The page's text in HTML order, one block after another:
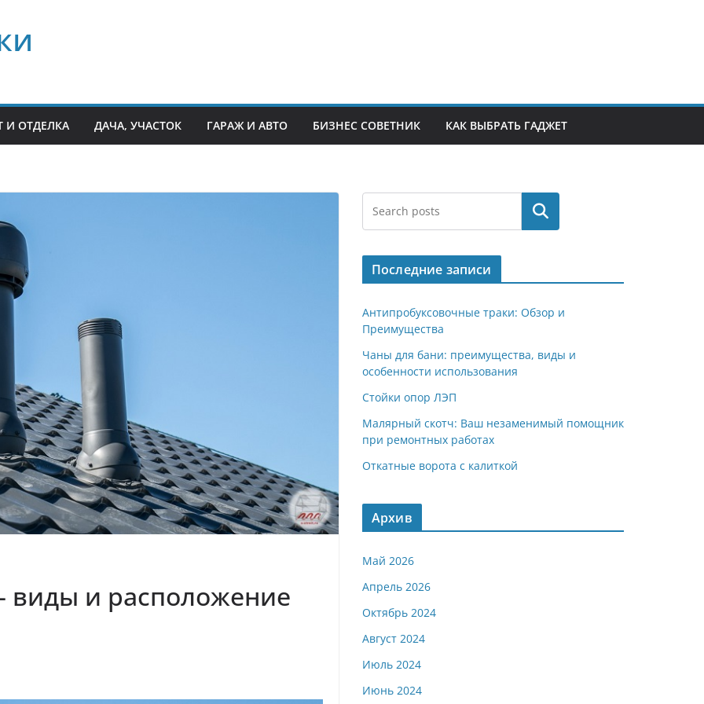
И ОТДЕЛКА ДАЧА, УЧАСТОК ГАРАЖ И АВТО БИЗНЕС СОВЕТНИК КАК ВЫБРАТЬ ГАДЖЕТ
и расположение
Поиск
Последние записи
Антипробуксовочные траки: Обзор и
Преимущества
Чаны для бани: преимущества, виды и
особенности использования
Стойки опор ЛЭП
Малярный скотч: Ваш незаменимый помощник
при ремонтных работах
Откатные ворота с калиткой
Архив
Май 2026
Апрель 2026
Октябрь 2024
Август 2024
Июль 2024
Июнь 2024